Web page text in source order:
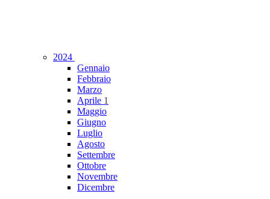
2024
Gennaio
Febbraio
Marzo
Aprile 1
Maggio
Giugno
Luglio
Agosto
Settembre
Ottobre
Novembre
Dicembre